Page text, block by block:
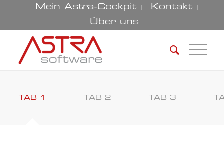
Mein Astra-Cockpit
Kontakt
Über_uns
TAB 1 TAB 2 TAB 3